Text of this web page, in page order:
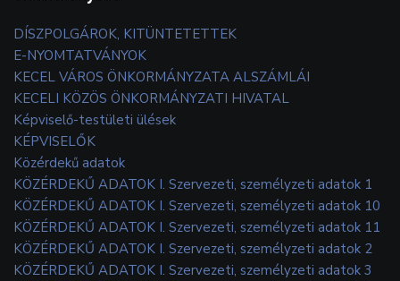
DÍSZPOLGÁROK, KITÜNTETETTEK
E-NYOMTATVÁNYOK
KECEL VÁROS ÖNKORMÁNYZATA ALSZÁMLÁI
KECELI KÖZÖS ÖNKORMÁNYZATI HIVATAL
Képviselő-testületi ülések
KÉPVISELŐK
Közérdekű adatok
KÖZÉRDEKŰ ADATOK I. Szervezeti, személyzeti adatok 1
KÖZÉRDEKŰ ADATOK I. Szervezeti, személyzeti adatok 10
KÖZÉRDEKŰ ADATOK I. Szervezeti, személyzeti adatok 11
KÖZÉRDEKŰ ADATOK I. Szervezeti, személyzeti adatok 2
KÖZÉRDEKŰ ADATOK I. Szervezeti, személyzeti adatok 3